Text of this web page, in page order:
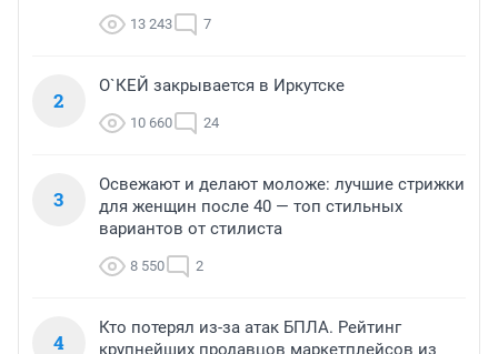
13 243 7
2
О`КЕЙ закрывается в Иркутске
10 660 24
3
Освежают и делают моложе: лучшие стрижки
для женщин после 40 — топ стильных
вариантов от стилиста
8 550 2
4
Кто потерял из-за атак БПЛА. Рейтинг
крупнейших продавцов маркетплейсов из